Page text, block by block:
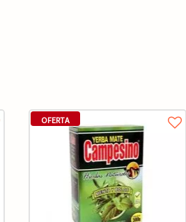
OFERTA